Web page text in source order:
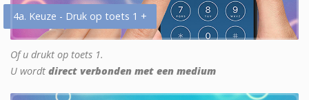
4a. Keuze - Druk op toets 1 +
Of u drukt op toets 1.
U wordt direct verbonden met een medium